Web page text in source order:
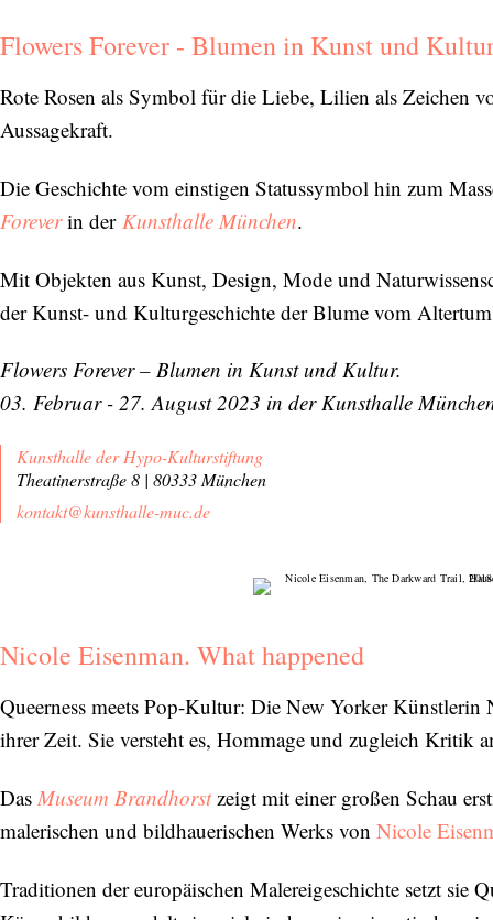
Flowers Forever - Blumen in Kunst und
Rote Rosen als Symbol für die Liebe, Lilien als Zeichen
Aussagekraft.
Die Geschichte vom einstigen Statussymbol hin zum
Foreverin der Kunsthalle München.
Mit Objekten aus Kunst, Design, Mode und
der Kunst- und Kulturgeschichte der Blume vom
Flowers Forever – Blumen in Kunst und Kultur.
03. Februar - 27. August 2023 in der Kunsthalle
Kunsthalle der Hypo-Kulturstiftung
Theatinerstraße 8 | 80333 München
kontakt@kunsthalle-muc.de
Nicole Eisenman. What happened
Queerness meets Pop-Kultur: Die New Yorker
ihrer Zeit. Sie versteht es, Hommage und zugleich Kritik
Das Museum Brandhorstzeigt mit einer großen Schau
malerischen und bildhauerischen Werks von Nicole
Traditionen der europäischen Malereigeschichte setzt sie